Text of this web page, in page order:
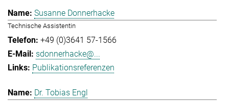
Susanne Donnerhacke
Technische Assistentin
+49 (0)3641 57-1566
sdonnerhacke@...
Publikationsreferenzen
Dr. Tobias Engl